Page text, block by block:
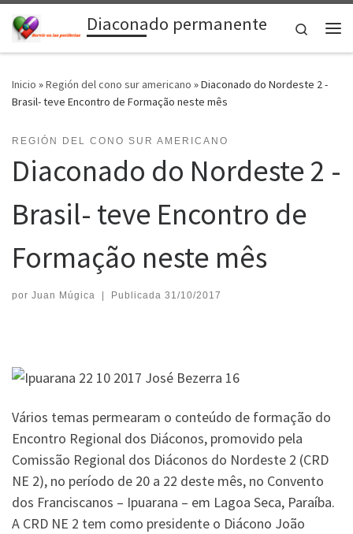
Saltar al contenidoDiaconado permanente
Search
Inicio »Región del cono sur americano »Diaconado do Nordeste 2 -
Brasil- teve Encontro de Formação neste mês
REGIÓN DEL CONO SUR AMERICANO
Diaconado do Nordeste 2 -
Brasil- teve Encontro de
Formação neste mês
por Juan Múgica | Publicada 31/10/2017
Vários temas permearam o conteúdo de formação do
Encontro Regional dos Diáconos, promovido pela
Comissão Regional dos Diáconos do Nordeste 2 (CRD
NE 2), no período de 20 a 22 deste mês, no Convento
dos Franciscanos – Ipuarana – em Lagoa Seca, Paraíba.
A CRD NE 2 tem como presidente o Diácono João